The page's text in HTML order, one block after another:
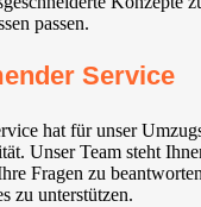
passen.
Service
hat für unser
Unser Team steht
Fragen zu
zu unterstützen.